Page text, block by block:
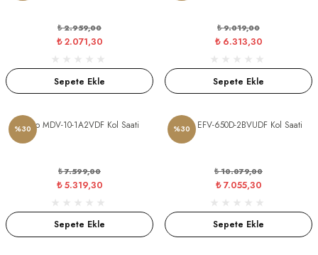
₺ 2.959,00
₺ 2.071,30
Sepete Ekle
₺ 9.019,00
₺ 6.313,30
Sepete Ekle
%30
Casio MDV-10-1A2VDF Kol Saati
₺ 7.599,00
₺ 5.319,30
Sepete Ekle
%30
Casio EFV-650D-2BVUDF Kol Saati
₺ 10.079,00
₺ 7.055,30
Sepete Ekle
Kalem